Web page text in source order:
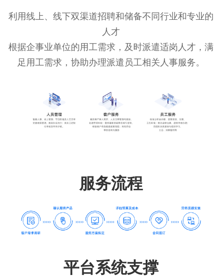
利用线上、线下双渠道招聘和储备不同行业和专业的
人才
根据企事业单位的用工需求，及时派遣适岗人才，满
足用工需求，协助办理派遣员工相关人事服务。
服务流程
平台系统支撑